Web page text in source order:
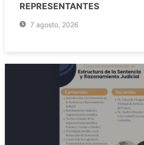
REPRESENTANTES
7 agosto, 2026